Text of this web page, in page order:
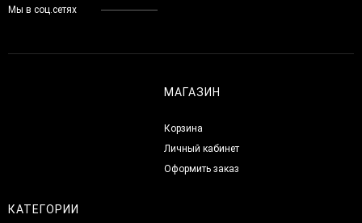
Мы в соц.сетях
МАГАЗИН
Корзина
Личный кабинет
Оформить заказ
КАТЕГОРИИ